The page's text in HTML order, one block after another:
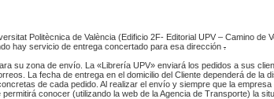
Politècnica de València (Edificio 2F- Editorial UPV – Camino de
hay servicio de entrega concertado para esa dirección .
su zona de envío. La «Librería UPV» enviará los pedidos a sus
La fecha de entrega en el domicilio del Cliente dependerá de la
de cada pedido. Al realizar el envío y siempre que la
conocer (utilizando la web de la Agencia de Transporte) la